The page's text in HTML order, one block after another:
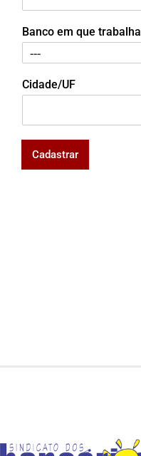
Banco em que trabalha
Cidade/UF
Cadastrar